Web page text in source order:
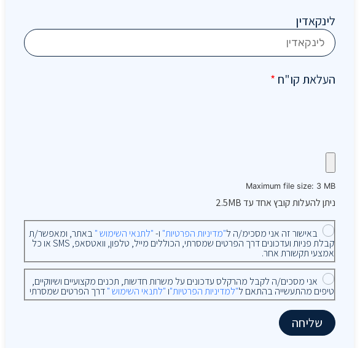
לינקאדין
העלאת קו"ח *
Maximum file size: 3 MB
ניתן להעלות קובץ אחד עד 2.5MB
באישור זה אני מסכימ/ה ל"מדיניות הפרטיות" ו-"לתנאי השימוש " באתר, ומאפשר/ת
קבלת פניות ועדכונים דרך הפרטים שמסרתי, הכוללים מייל, טלפון, וואטסאפ, SMS או כל
אמצעי תקשורת אחר.
אני מסכים/ה לקבל מהרקלס עדכונים על משרות חדשות, תכנים מקצועיים ושיווקיים,
טיפים מהתעשייה בהתאם ל"למדיניות הפרטיות"ו "לתנאי השימוש "דרך הפרטים שמסרתי
שליחה